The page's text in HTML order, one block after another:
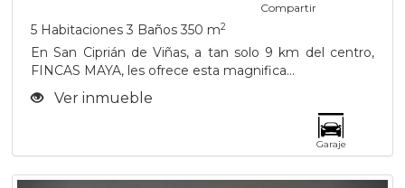
Compartir
5 Habitaciones 3 Baños 350 m2
En San Ciprián de Viñas, a tan solo 9 km del centro,
FINCAS MAYA, les ofrece esta magnifica...
Ver inmueble
Garaje